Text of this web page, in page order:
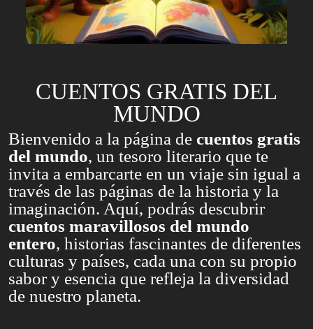
CUENTOS GRATIS DEL
MUNDO
Bienvenido a la página decuentos gratis
del mundo, un tesoro literario que te
invita a embarcarte en un viaje sin igual a
través de las páginas de la historia y la
imaginación. Aquí, podrás descubrir
cuentos maravillosos del mundo
entero, historias fascinantes de diferentes
culturas y países, cada una con su propio
sabor y esencia que refleja la diversidad
de nuestro planeta.